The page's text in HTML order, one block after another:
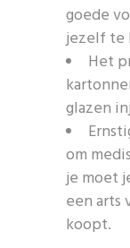
goede
jezelf te
Het
glazen
om
je moet
een arts
koopt.